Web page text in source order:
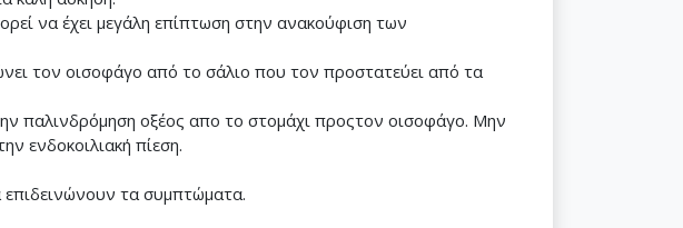
να έχει μεγάλη επίπτωση στην ανακούφιση των
τον οισοφάγο από το σάλιο που τον προστατεύει από τα
παλινδρόμηση οξέος απο το στομάχι προςτον οισοφάγο. Μην
ενδοκοιλιακή πίεση.
τα συμπτώματα.